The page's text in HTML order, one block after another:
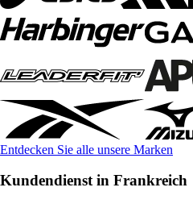
Entdecken Sie alle unsere Marken
Kundendienst in Frankreich